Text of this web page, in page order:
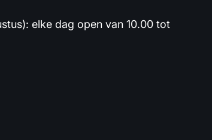
elke dag open van 10.00 tot